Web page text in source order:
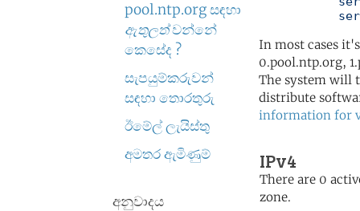
pool.ntp.org සඳහා
ඇතුලත්වන්නේ
කෙසේද ?
සැපයුම්කරුවන්
සඳහා තොරතුරු
ඊමේල් ලැයිස්තු
අමතර ඇමිණුම්
අනුවාදය
In most cases
0.pool.ntp.org,
The system will
distribute
information for
IPv4
There are 0
zone.